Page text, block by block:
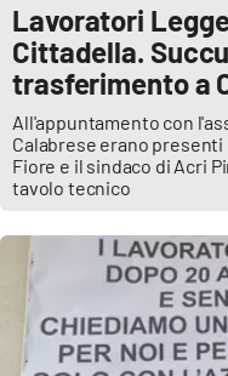
Lavoratori
Cittadella.
trasferimento a
All'appuntamento con
Calabrese erano
Fiore e il sindaco di Acri
tavolo tecnico